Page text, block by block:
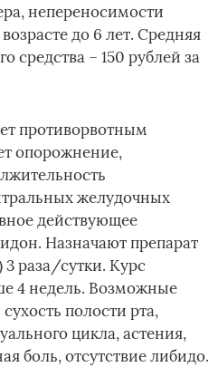
непереносимости
до 6 лет. Средняя
средства – 150 рублей за
противорвотным
опорожнение,
желудочных
действующее
Назначают препарат
3 раза/сутки. Курс
4 недель. Возможные
полости рта,
цикла, астения,
боль, отсутствие либидо.